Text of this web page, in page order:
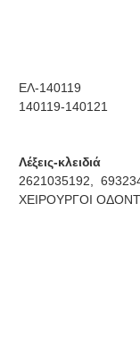
ΕΛ-140119
140119-140121
Λέξεις-κλειδιά
2621035192,
ΧΕΙΡΟΥΡΓΟΙ